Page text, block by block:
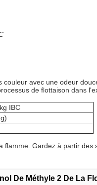
avec une odeur
de flottaison dans
IBC
Gardez à partir
De Méthyle 2 De La